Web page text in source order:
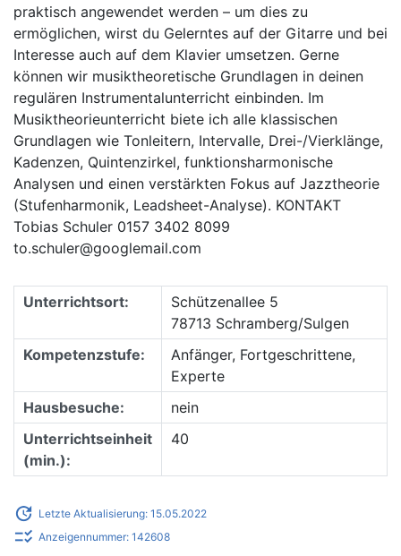
praktisch angewendet werden – um dies zu
ermöglichen, wirst du Gelerntes auf der Gitarre und bei
Interesse auch auf dem Klavier umsetzen. Gerne
können wir musiktheoretische Grundlagen in deinen
regulären Instrumentalunterricht einbinden. Im
Musiktheorieunterricht biete ich alle klassischen
Grundlagen wie Tonleitern, Intervalle, Drei-/Vierklänge,
Kadenzen, Quintenzirkel, funktionsharmonische
Analysen und einen verstärkten Fokus auf Jazztheorie
(Stufenharmonik, Leadsheet-Analyse). KONTAKT
Tobias Schuler 0157 3402 8099
to.schuler@googlemail.com
Unterrichtsort:
Schützenallee 5
78713 Schramberg/Sulgen
Kompetenzstufe:
Anfänger, Fortgeschrittene,
Experte
Hausbesuche:
nein
Unterrichtseinheit
(min.):
40
update Letzte Aktualisierung: 15.05.2022
checklist_rtl Anzeigennummer: 142608